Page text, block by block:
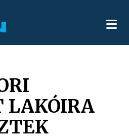
LAKÓIRA